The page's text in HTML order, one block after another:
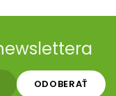
ODOBERAŤ